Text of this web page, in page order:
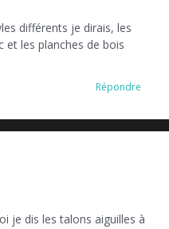
différents je dirais, les
et les planches de bois
Répondre
je dis les talons aiguilles à